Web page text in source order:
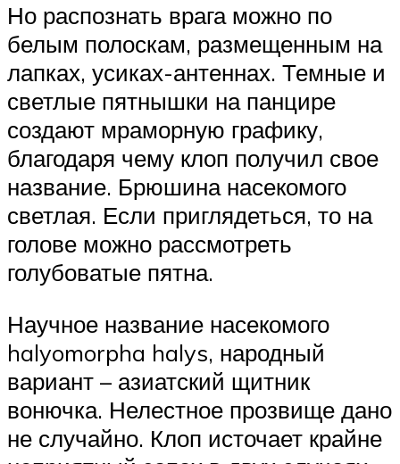
Но распознать врага можно по
белым полоскам, размещенным на
лапках, усиках-антеннах. Темные и
светлые пятнышки на панцире
создают мраморную графику,
благодаря чему клоп получил свое
название. Брюшина насекомого
светлая. Если приглядеться, то на
голове можно рассмотреть
голубоватые пятна.
Научное название насекомого
halyomorpha halys, народный
вариант – азиатский щитник
вонючка. Нелестное прозвище дано
не случайно. Клоп источает крайне